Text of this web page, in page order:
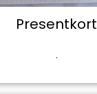
Presentkort
.